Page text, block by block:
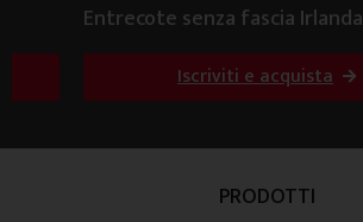
Entrecote senza fascia Irlanda
Iscriviti e acquista
PRODOTTI